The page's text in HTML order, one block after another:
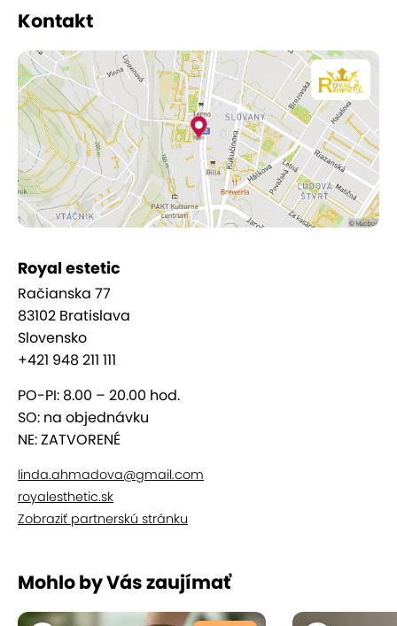
Brucho pás
Šija
Podpazušie
50 €
72 %
Bikiny
50 €
68 %
Triesla
50 €
68 %
Celé brucho
70 €
74 %
Brazílska epilácia
70 €
70 %
Polovica paže - predlaktie
70 €
70 %
Vrchná časť pŕs
70 €
70 %
Rameno - vrch
70 €
61 %
Celé paže
120 €
77 %
Stehná
Predkolenie
Celý chrbát
Celé nohy - ženy
Celé nohy - muži
Kontakt
Royal estetic
Račianska 77
83102 Bratislava
Slovensko
+421 948 211 111
PO-PI: 8.00 – 20.00 hod.
SO: na objednávku
NE: ZATVORENÉ
linda.ahmadova@gmail.com
royalesthetic.sk
Zobraziť partnerskú stránku
Mohlo by Vás zaujímať